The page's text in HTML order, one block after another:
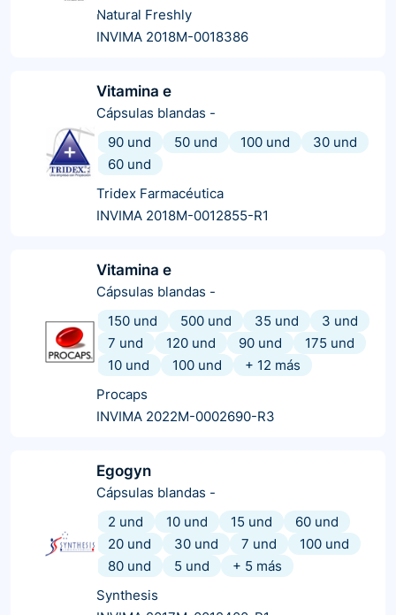
Natural Freshly
INVIMA 2018M-0018386
Vitamina e
Cápsulas blandas -
90 und
50 und 100 und
30 und
60 und
Tridex Farmacéutica
INVIMA 2018M-0012855-R1
Vitamina e
Cápsulas blandas -
150 und
500 und 35 und
3 und
7 und
120 und 90 und
175 und
10 und
100 und + 12 más
Procaps
INVIMA 2022M-0002690-R3
Egogyn
Cápsulas blandas -
2 und
10 und 15 und
60 und
20 und
30 und 7 und
100 und
80 und
5 und + 5 más
Synthesis